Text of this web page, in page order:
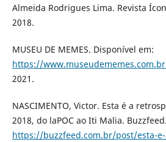
Almeida Rodrigues Lima. Revista
2018.
MUSEU DE MEMES. Disponível em:
https://
2021.
NASCIMENTO, Victor. Esta é a
2018, do laPOC ao Iti Malia.
https://buzzfeed.com.br/post/esta-